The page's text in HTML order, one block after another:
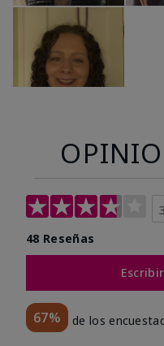
48 Reseñas
67% de los